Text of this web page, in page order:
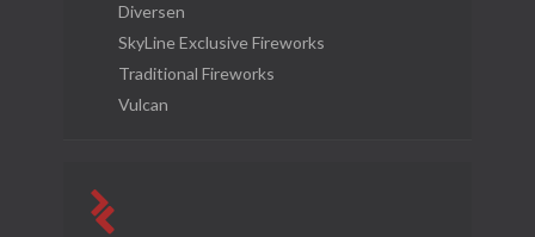
Diversen
SkyLine Exclusive Fireworks
Traditional Fireworks
Vulcan